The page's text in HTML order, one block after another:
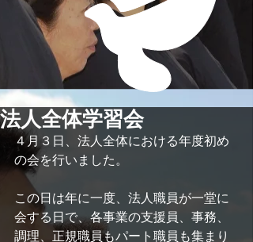
法人全体学習会
４月３日、法人全体における年度初め
の会を行いました。
この日は年に一度、法人職員が一堂に
会する日で、各事業の支援員、事務、
調理、正規職員もパート職員も集まり